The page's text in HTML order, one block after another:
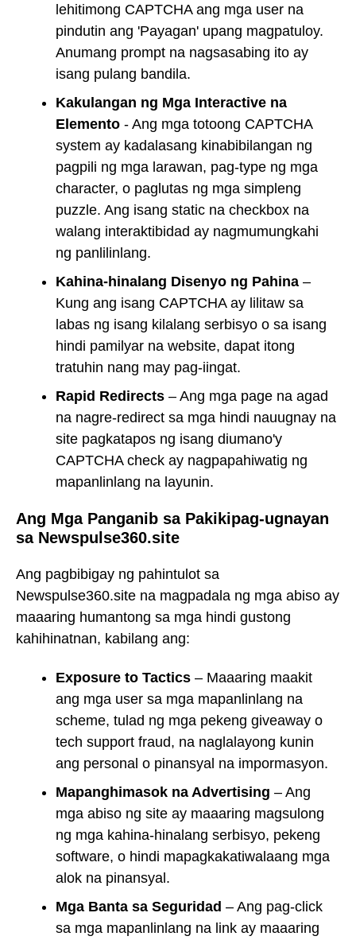
lehitimong CAPTCHA ang mga user na
pindutin ang 'Payagan' upang magpatuloy.
Anumang prompt na nagsasabing ito ay
isang pulang bandila.
Kakulangan ng Mga Interactive na
Elemento - Ang mga totoong CAPTCHA
system ay kadalasang kinabibilangan ng
pagpili ng mga larawan, pag-type ng mga
character, o paglutas ng mga simpleng
puzzle. Ang isang static na checkbox na
walang interaktibidad ay nagmumungkahi
ng panlilinlang.
Kahina-hinalang Disenyo ng Pahina –
Kung ang isang CAPTCHA ay lilitaw sa
labas ng isang kilalang serbisyo o sa isang
hindi pamilyar na website, dapat itong
tratuhin nang may pag-iingat.
Rapid Redirects – Ang mga page na agad
na nagre-redirect sa mga hindi nauugnay na
site pagkatapos ng isang diumano'y
CAPTCHA check ay nagpapahiwatig ng
mapanlinlang na layunin.
Ang Mga Panganib sa Pakikipag-ugnayan
sa Newspulse360.site
Ang pagbibigay ng pahintulot sa
Newspulse360.site na magpadala ng mga abiso ay
maaaring humantong sa mga hindi gustong
kahihinatnan, kabilang ang:
Exposure to Tactics – Maaaring maakit
ang mga user sa mga mapanlinlang na
scheme, tulad ng mga pekeng giveaway o
tech support fraud, na naglalayong kunin
ang personal o pinansyal na impormasyon.
Mapanghimasok na Advertising – Ang
mga abiso ng site ay maaaring magsulong
ng mga kahina-hinalang serbisyo, pekeng
software, o hindi mapagkakatiwalaang mga
alok na pinansyal.
Mga Banta sa Seguridad – Ang pag-click
sa mga mapanlinlang na link ay maaaring